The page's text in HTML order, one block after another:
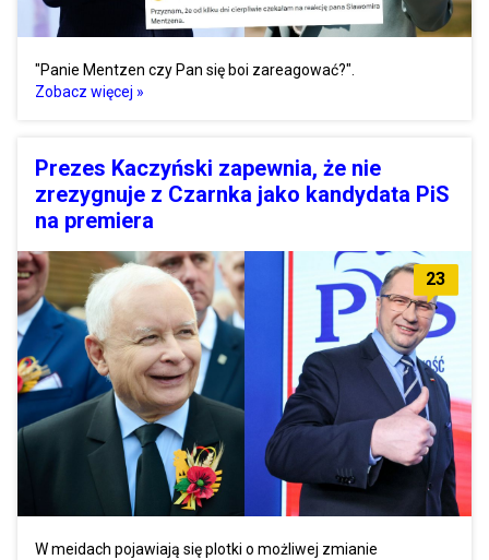
"Panie Mentzen czy Pan się boi zareagować?".
Zobacz więcej »
Prezes Kaczyński zapewnia, że nie
zrezygnuje z Czarnka jako kandydata PiS
na premiera
23
W meidach pojawiają się plotki o możliwej zmianie